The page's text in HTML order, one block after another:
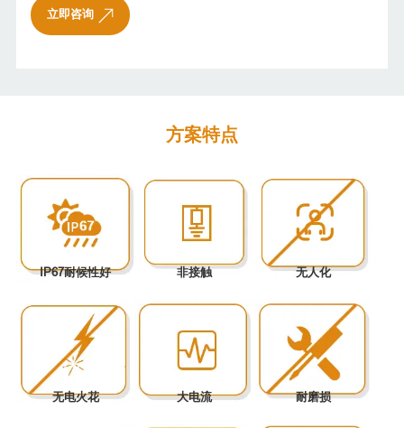
立即咨询
方案特点
IP67耐候性好 非接触 无人化
无电火花 大电流 耐磨损